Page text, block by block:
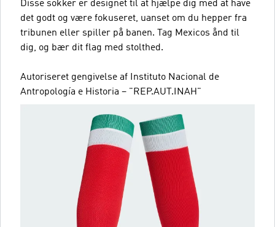
Disse sokker er designet til at hjælpe dig med at have
det godt og være fokuseret, uanset om du hepper fra
tribunen eller spiller på banen. Tag Mexicos ånd til
dig, og bær dit flag med stolthed.
Autoriseret gengivelse af Instituto Nacional de
Antropología e Historia – "REP.AUT.INAH"